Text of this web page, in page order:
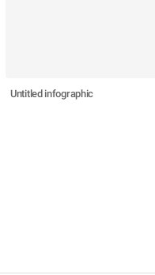
Untitled infographic